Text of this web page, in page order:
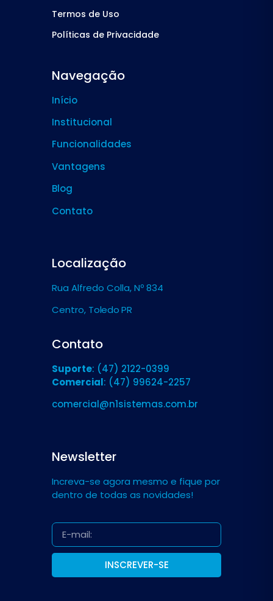
Termos de Uso
Políticas de Privacidade
Navegação
Início
Institucional
Funcionalidades
Vantagens
Blog
Contato
Localização
Rua Alfredo Colla, Nº 834
Centro, Toledo PR
Contato
Suporte: (47) 2122-0399
Comercial: (47) 99624-2257
comercial@n1sistemas.com.br
Newsletter
Increva-se agora mesmo e fique por
dentro de todas as novidades!
INSCREVER-SE